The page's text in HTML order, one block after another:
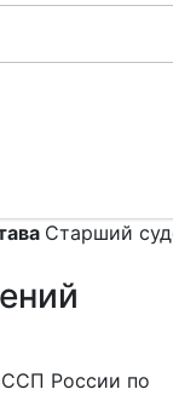
Старший
России по